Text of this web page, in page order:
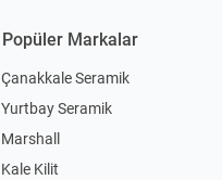
Popüler Markalar
Çanakkale Seramik
Yurtbay Seramik
Marshall
Kale Kilit